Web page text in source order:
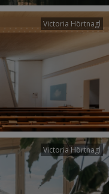
Victoria Hörtnagl
Victoria Hörtnagl